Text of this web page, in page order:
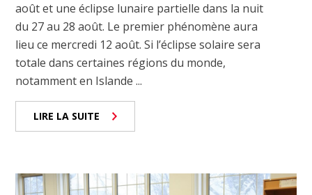
août et une éclipse lunaire partielle dans la nuit
du 27 au 28 août. Le premier phénomène aura
lieu ce mercredi 12 août. Si l’éclipse solaire sera
totale dans certaines régions du monde,
notamment en Islande ...
LIRE LA SUITE